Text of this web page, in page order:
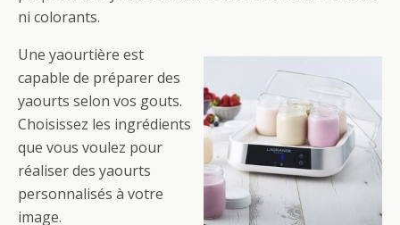
ni colorants.
Une yaourtière est
capable de préparer des
yaourts selon vos gouts.
Choisissez les ingrédients
que vous voulez pour
réaliser des yaourts
personnalisés à votre
image.